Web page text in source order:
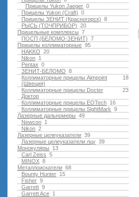
0
Прицелы Yukon Jaeger
0
Прицелы Yukon (Craft)
8
Прицелы ЗЕНИТ (Красногорск)
20
РЫСЬ (ТОЧПРИБОР)
7
Прицельные комплексы
7
ПОСП (БЕЛОМО-ЗЕНИТ)
95
Прицелы коллиматорные
20
HAKKO
1
Nikon
0
Pentax
8
ЗЕНИТ-БЕЛОМО
18
Коллиматорные прицелы Aimpoint
(Швеция)
23
Коллиматорные прицелы Docter
Доктор
16
Коллиматорные прицелы EOTech
9
Коллиматорные прицелы SightMark
49
Лазерные дальномеры
1
Newcon
2
Nikon
39
Лазерные целеуказатели
39
Лазерные целеуказатели лцу
13
Монокуляры
5
Carl Zeiss
8
MINOX
68
Металлоискатели
15
Bounty Hunter
9
Fisher
9
Garrett
1
Garrett Ace